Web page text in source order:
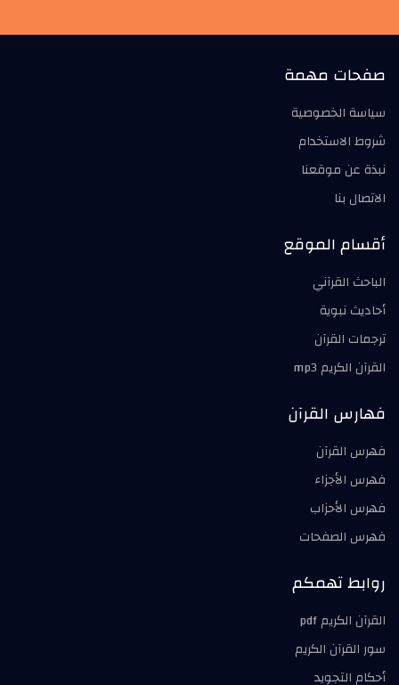
صفحات مهمة
سياسة الخصوصية
شروط الاستخدام
نبذة عن موقعنا
الاتصال بنا
أقسام الموقع
الباحث القرآني
أحاديث نبوية
ترجمات القرآن
القرآن الكريم mp3
فهارس القرآن
فهرس القرآن
فهرس الأجزاء
فهرس الأحزاب
فهرس الصفحات
روابط تهمكم
القرآن الكريم pdf
سور القرآن الكريم
أحكام التجويد